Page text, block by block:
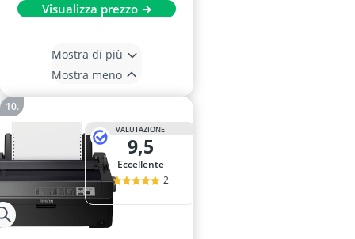
Visualizza prezzo →
Mostra di più
Mostra meno
VALUTAZIONE
9,5
Eccellente
2